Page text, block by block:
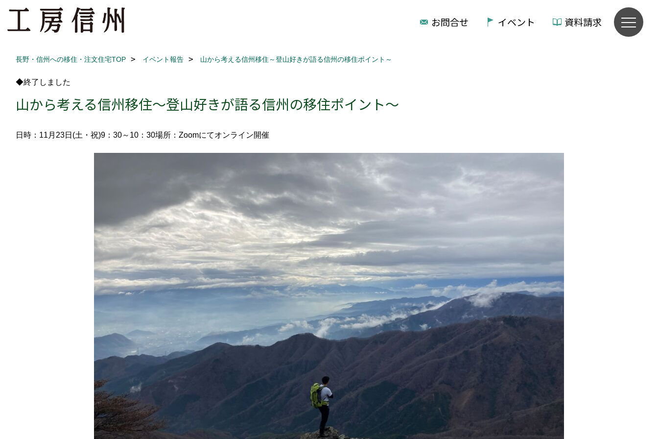
お問合せ イベント 資料請求
長野・信州への移住・注文住宅TOP イベント報告 山から考える信州移住～登山好きが語る信州の移住ポイント～
◆終了しました
山から考える信州移住～登山好きが語る信州の移住ポイント～
日時：11月23日(土・祝)9：30～10：30場所：Zoomにてオンライン開催